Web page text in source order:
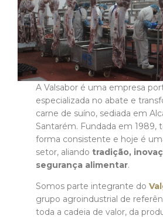
A Valsabor é uma empresa
especializada no abate e
carne de suíno, sediada em
Santarém. Fundada em 1989,
forma consistente e hoje é
setor, aliando tradição,
segurança alimentar.
Somos parte integrante do
grupo agroindustrial de
toda a cadeia de valor, da